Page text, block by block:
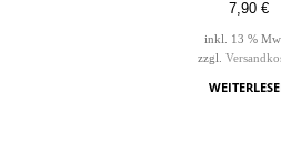
7,90 €
inkl. 13 %
zzgl.